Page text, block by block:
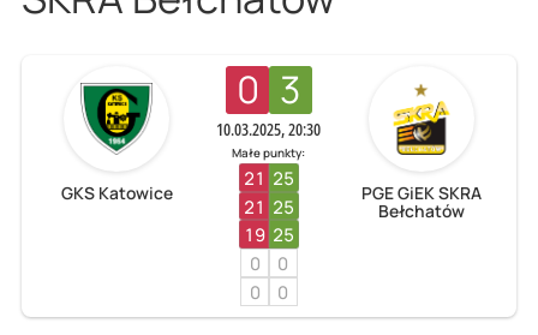
GKS Katowice
0 3
10.03.2025, 20:30
Małe punkty:
21 25
21 25
19 25
0
0
0
0
PGE GiEK SKRA
Bełchatów